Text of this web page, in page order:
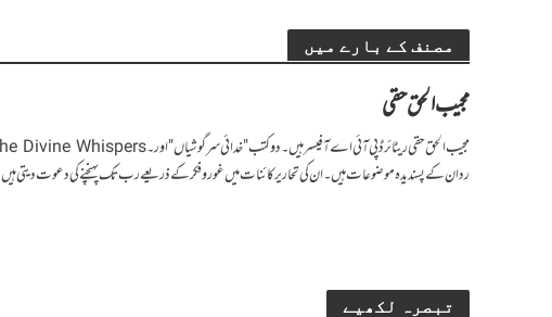
مصنف کے بارے میں
مجیب الحق حقی
رد ان کے پسندیدہ موضوعات ہیں۔ ان کی تحاریر کائنات میں غوروفکر کے ذریعے رب تک پہنچنے کی دعوت دیتی ہیں
تبصرہ لکھیے